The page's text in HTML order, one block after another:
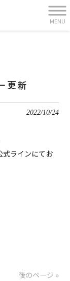
MENU
更新
2022/10/24
式ラインにてお
後のページ »